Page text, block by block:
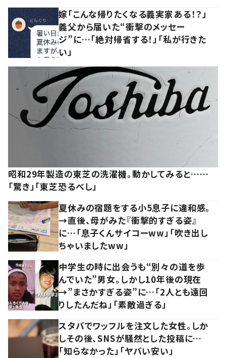
嫁「こんな帰りたくなる義実家ある！？」
義父から届いた“衝撃のメッセー
ジ”に…「絶対帰省する！」「私が行きた
い」
昭和29年製造の東芝の洗濯機。動かしてみると……
「驚き」「東芝恐るべし」
夏休みの宿題をする小5息子に違和感。
→直後、母がみた『衝撃的すぎる姿』
に…「息子くんサイコーww」「吹き出し
ちゃいましたww」
中学生の時に出会うも“別々の道を歩
んでいた”男女。しかし10年後の現在
→”まさかすぎる姿”に…「2人とも遠回
りしたんだね」「素敵過ぎる」
スタバでワッフルを注文した女性。しか
しその後、SNSが騒然とした投稿に…
「知らなかった」「ヤバい安い」